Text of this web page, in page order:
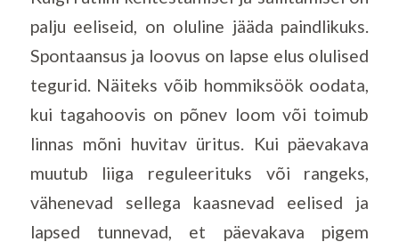
palju eeliseid, on oluline jääda paindlikuks.
Spontaansus ja loovus on lapse elus olulised
tegurid. Näiteks võib hommiksöök oodata,
kui tagahoovis on põnev loom või toimub
linnas mõni huvitav üritus. Kui päevakava
muutub liiga reguleerituks või rangeks,
vähenevad sellega kaasnevad eelised ja
lapsed tunnevad, et päevakava pigem